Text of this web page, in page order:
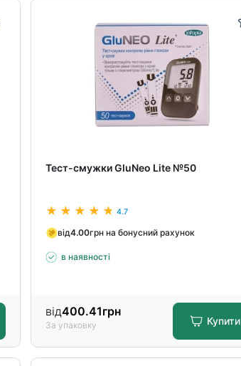
Тест-смужки GluNeo Lite №50
4.7
від4.00грн на бонусний рахунок
в наявності
від400.41грн
За упаковку Купити